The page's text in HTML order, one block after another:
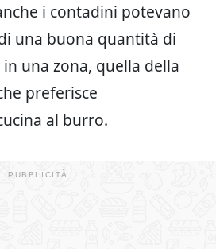
i contadini potevano
una buona quantità di
una zona, quella della
preferisce
al burro.